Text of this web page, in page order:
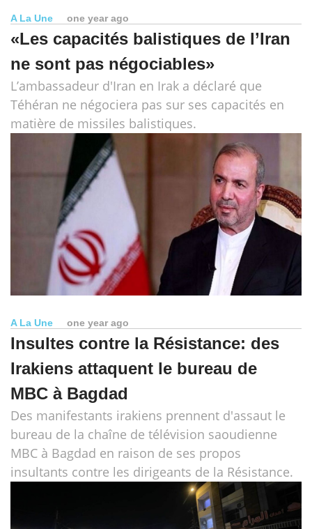
A La Une one year ago
«Les capacités balistiques de l’Iran
ne sont pas négociables»
L’ambassadeur d'Iran en Irak a déclaré que
Téhéran ne négociera pas sur ses capacités en
matière de missiles balistiques.
A La Une one year ago
Insultes contre la Résistance: des
Irakiens attaquent le bureau de
MBC à Bagdad
Des manifestants irakiens prennent d'assaut le
bureau de la chaîne de télévision saoudienne
MBC à Bagdad en raison de ses propos
insultants contre les dirigeants de la Résistance.